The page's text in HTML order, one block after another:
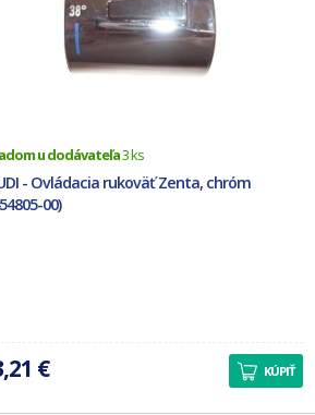
u dodávateľa3 ks
- Ovládacia rukoväť Zenta, chróm
00)
€ KÚPIŤ